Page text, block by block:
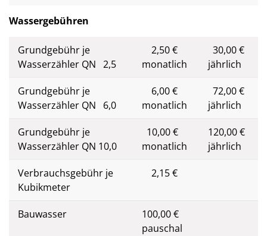
Wassergebühren
Grundgebühr je
Wasserzähler QN 2,5
2,50 €
monatlich
30,00 €
jährlich
Grundgebühr je
Wasserzähler QN 6,0
6,00 €
monatlich
72,00 €
jährlich
Grundgebühr je
Wasserzähler QN 10,0
10,00 €
monatlich
120,00 €
jährlich
Verbrauchsgebühr je
Kubikmeter
2,15 €
Bauwasser
100,00 €
pauschal